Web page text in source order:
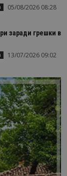
05/08/2026 08:28
заради грешки в
13/07/2026 09:02